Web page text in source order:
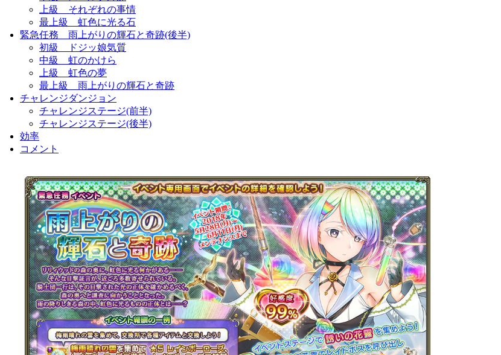
上級 それぞれの事情
最上級 虹色に光る石
緊急任務 雨上がりの輝石と奇跡(後半)
初級 ドジッ娘気質
中級 虹のかけら
上級 虹色の夢
最上級 雨上がりの輝石と奇跡
チャレンジダンジョン
チャレンジステージ(前半)
チャレンジステージ(後半)
効率
コメント